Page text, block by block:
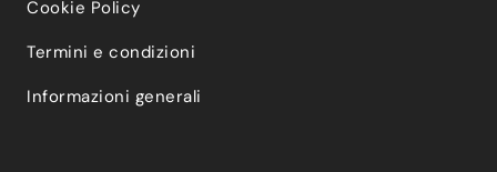
Cookie Policy
Termini e condizioni
Informazioni generali